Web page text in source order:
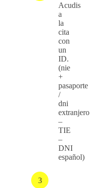
Acudis
a
la
cita
con
un
ID.
(nie
+
pasaporte
/
dni
extranjero
–
TIE
–
DNI
español)